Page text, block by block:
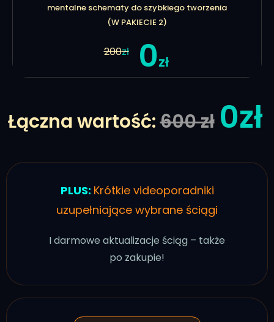
mentalne schematy do szybkiego tworzenia
(W PAKIECIE 2)
200zł 0zł
Łączna wartość:600 zł 0zł
PLUS: Krótkie videoporadniki
uzupełniające wybrane ściągi
I darmowe aktualizacje ściąg – także
po zakupie!